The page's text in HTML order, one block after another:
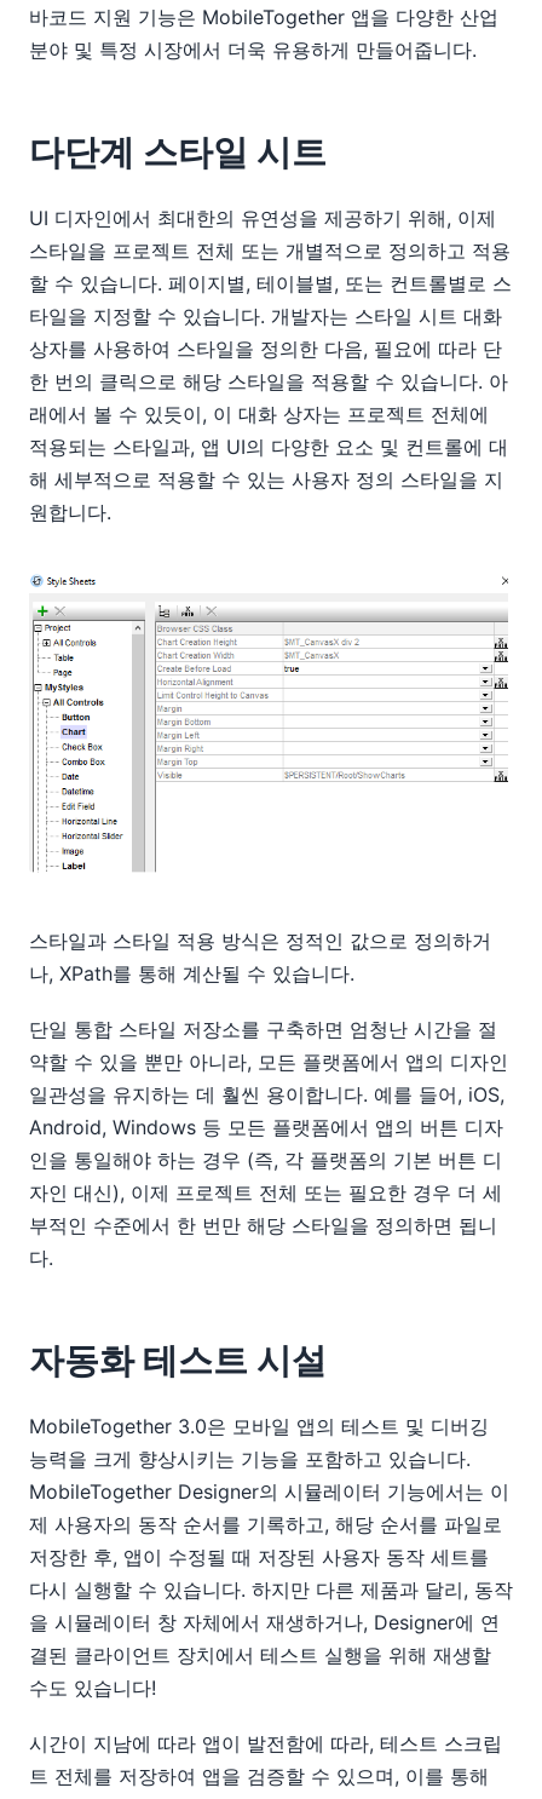
바코드 지원 기능은 MobileTogether 앱을 다양한 산업
분야 및 특정 시장에서 더욱 유용하게 만들어줍니다.
다단계 스타일 시트
UI 디자인에서 최대한의 유연성을 제공하기 위해, 이제
스타일을 프로젝트 전체 또는 개별적으로 정의하고 적용
할 수 있습니다. 페이지별, 테이블별, 또는 컨트롤별로 스
타일을 지정할 수 있습니다. 개발자는 스타일 시트 대화
상자를 사용하여 스타일을 정의한 다음, 필요에 따라 단
한 번의 클릭으로 해당 스타일을 적용할 수 있습니다. 아
래에서 볼 수 있듯이, 이 대화 상자는 프로젝트 전체에
적용되는 스타일과, 앱 UI의 다양한 요소 및 컨트롤에 대
해 세부적으로 적용할 수 있는 사용자 정의 스타일을 지
원합니다.
스타일과 스타일 적용 방식은 정적인 값으로 정의하거
나, XPath를 통해 계산될 수 있습니다.
단일 통합 스타일 저장소를 구축하면 엄청난 시간을 절
약할 수 있을 뿐만 아니라, 모든 플랫폼에서 앱의 디자인
일관성을 유지하는 데 훨씬 용이합니다. 예를 들어, iOS,
Android, Windows 등 모든 플랫폼에서 앱의 버튼 디자
인을 통일해야 하는 경우 (즉, 각 플랫폼의 기본 버튼 디
자인 대신), 이제 프로젝트 전체 또는 필요한 경우 더 세
부적인 수준에서 한 번만 해당 스타일을 정의하면 됩니
다.
자동화 테스트 시설
MobileTogether 3.0은 모바일 앱의 테스트 및 디버깅
능력을 크게 향상시키는 기능을 포함하고 있습니다.
MobileTogether Designer의 시뮬레이터 기능에서는 이
제 사용자의 동작 순서를 기록하고, 해당 순서를 파일로
저장한 후, 앱이 수정될 때 저장된 사용자 동작 세트를
다시 실행할 수 있습니다. 하지만 다른 제품과 달리, 동작
을 시뮬레이터 창 자체에서 재생하거나, Designer에 연
결된 클라이언트 장치에서 테스트 실행을 위해 재생할
수도 있습니다!
시간이 지남에 따라 앱이 발전함에 따라, 테스트 스크립
트 전체를 저장하여 앱을 검증할 수 있으며, 이를 통해